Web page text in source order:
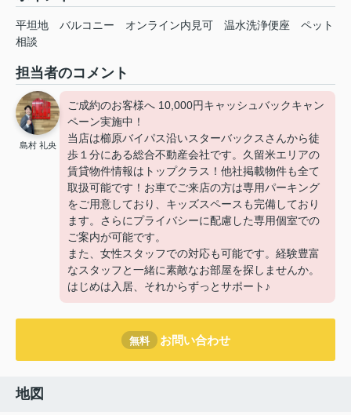
平坦地 バルコニー オンライン内見可 温水洗浄便座
ペット
相談
担当者のコメント
島村 礼央
ご成約のお客様へ 10,000円キャッシュバックキャン
ペーン実施中！
当店は櫛原バイパス沿いスターバックスさんから徒
歩１分にある総合不動産会社です。久留米エリアの
賃貸物件情報はトップクラス！他社掲載物件も全て
取扱可能です！お車でご来店の方は専用パーキング
をご用意しており、キッズスペースも完備しており
ます。さらにプライバシーに配慮した専用個室での
ご案内が可能です。
また、女性スタッフでの対応も可能です。経験豊富
なスタッフと一緒に素敵なお部屋を探しませんか。
はじめは入居、それからずっとサポート♪
無料 お問い合わせ
地図